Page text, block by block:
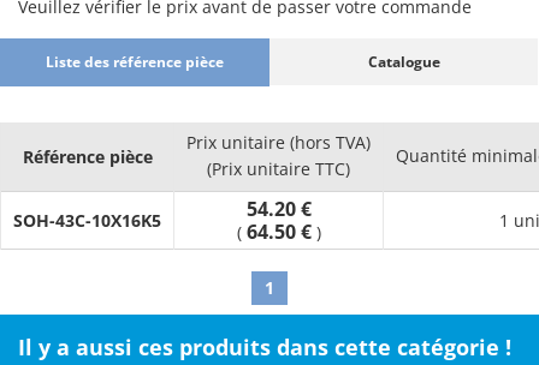
Veuillez vérifier le prix avant de passer votre commande
Liste des référence pièce Catalogue
Référence pièce
Prix unitaire (hors TVA)
(Prix unitaire TTC)
Quantité
SOH-43C-10X16K5 54.20 €
( 64.50 € )
1
1
Il y a aussi ces produits dans cette catégorie !